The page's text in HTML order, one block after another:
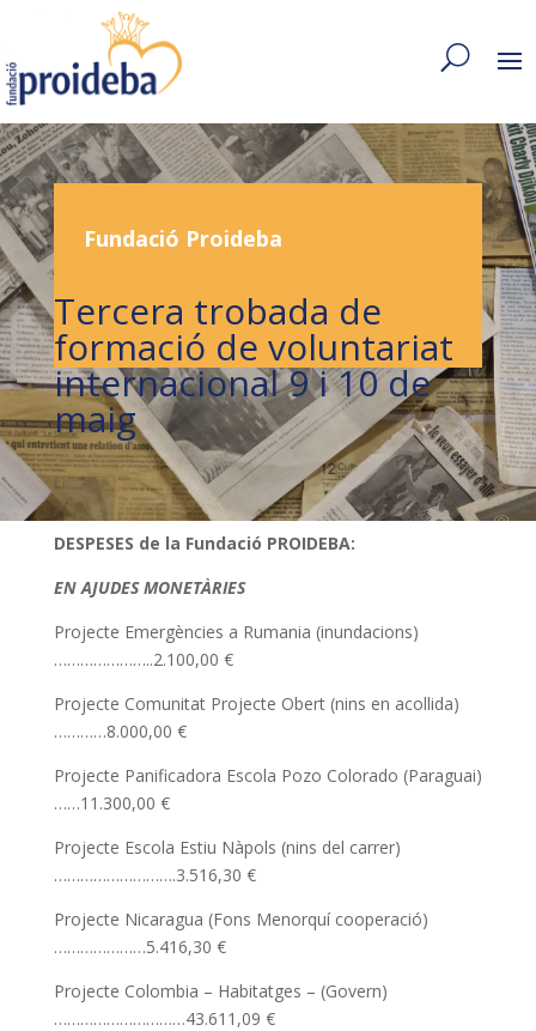
Fundació Proideba
Tercera trobada de
formació de voluntariat
internacional 9 i 10 de
maig
DESPESES de la Fundació PROIDEBA:
EN AJUDES MONETÀRIES
Projecte Emergències a Rumania (inundacions)
…………………..2.100,00 €
Projecte Comunitat Projecte Obert (nins en acollida)
…………8.000,00 €
Projecte Panificadora Escola Pozo Colorado (Paraguai)
……11.300,00 €
Projecte Escola Estiu Nàpols (nins del carrer)
……………………….3.516,30 €
Projecte Nicaragua (Fons Menorquí cooperació)
…………………5.416,30 €
Projecte Colombia – Habitatges – (Govern)
…………………………43.611,09 €